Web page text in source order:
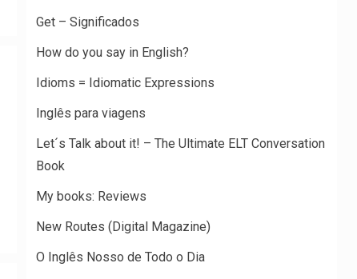
Get – Significados
How do you say in English?
Idioms = Idiomatic Expressions
Inglês para viagens
Let´s Talk about it! – The Ultimate ELT Conversation
Book
My books: Reviews
New Routes (Digital Magazine)
O Inglês Nosso de Todo o Dia